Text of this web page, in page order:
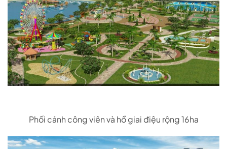
Phối cảnh công viên và hồ giai điệu rộng 16ha